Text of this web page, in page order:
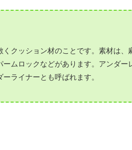
クッション材のことです。素材は
ムロックなどがあります。アンダ
ライナーとも呼ばれます。